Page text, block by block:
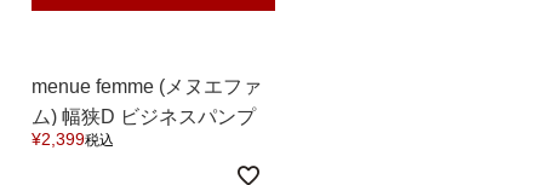
menue femme (メヌエファ
ム) 幅狭D ビジネスパンプ
ス 送料無料
¥2,399税込